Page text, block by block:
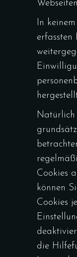
In
Natürlich
Cookies
können
Cookies
die